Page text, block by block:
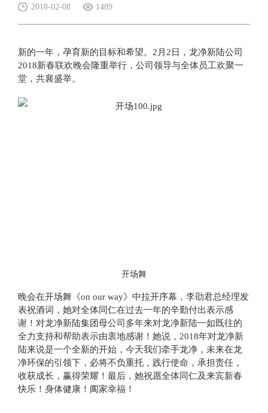
2018-02-08 1489
新的一年，孕育新的目标和希望。2月2日，龙净新陆公司
2018新春联欢晚会隆重举行，公司领导与全体员工欢聚一
堂，共襄盛举。
开场舞
晚会在开场舞《on our way》中拉开序幕，李劭君总经理发
表祝酒词，她对全体同仁在过去一年的辛勤付出表示感
谢！对龙净新陆集团母公司多年来对龙净新陆一如既往的
全力支持和帮助表示由衷地感谢！她说，2018年对龙净新
陆来说是一个全新的开始，今天我们牵手龙净，未来在龙
净环保的引领下，必将不负重托，践行使命，承担责任，
收获成长，赢得荣耀！最后，她祝愿全体同仁及来宾新春
快乐！身体健康！阖家幸福！